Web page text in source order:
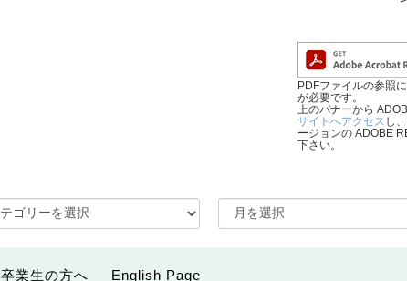
PDFファイルの参照
が必要です。
上のバナーから
サイトへアクセス し
ージョンの ADOBE
下さい。
卒業生の方へ English Page